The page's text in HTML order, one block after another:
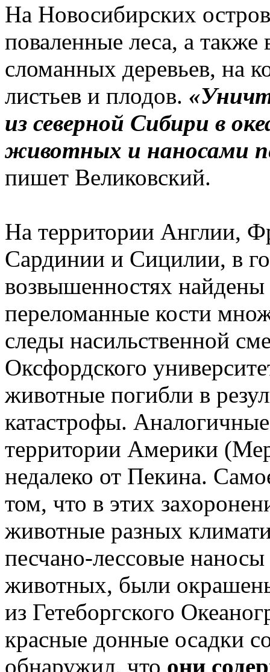
На Новосибирских
поваленные леса, а
сломанных деревьев, на
листьев и плодов.
из северной Сибири в
животных и наносами
пишет Великовский.
На территории Англии,
Сардинии и Сицилии, в
возвышенностях
переломанные кости
следы насильственной
Оксфордского
животные погибли в
катастрофы.
территории Америки
недалеко от Пекина.
том, что в этих
животные разных
песчано-лессовые
животных, были
из Гетеборгского
красные донные осадки
обнаружил, что они